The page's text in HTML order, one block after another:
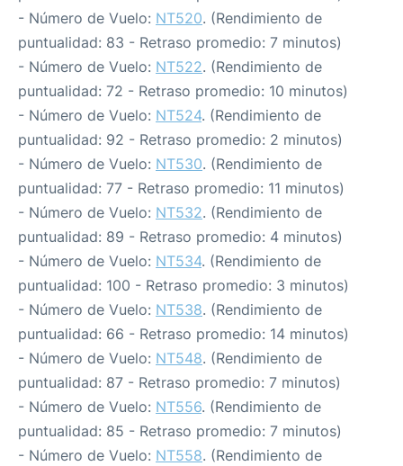
- Número de Vuelo: NT520. (Rendimiento de
puntualidad: 83 - Retraso promedio: 7 minutos)
- Número de Vuelo: NT522. (Rendimiento de
puntualidad: 72 - Retraso promedio: 10 minutos)
- Número de Vuelo: NT524. (Rendimiento de
puntualidad: 92 - Retraso promedio: 2 minutos)
- Número de Vuelo: NT530. (Rendimiento de
puntualidad: 77 - Retraso promedio: 11 minutos)
- Número de Vuelo: NT532. (Rendimiento de
puntualidad: 89 - Retraso promedio: 4 minutos)
- Número de Vuelo: NT534. (Rendimiento de
puntualidad: 100 - Retraso promedio: 3 minutos)
- Número de Vuelo: NT538. (Rendimiento de
puntualidad: 66 - Retraso promedio: 14 minutos)
- Número de Vuelo: NT548. (Rendimiento de
puntualidad: 87 - Retraso promedio: 7 minutos)
- Número de Vuelo: NT556. (Rendimiento de
puntualidad: 85 - Retraso promedio: 7 minutos)
- Número de Vuelo: NT558. (Rendimiento de